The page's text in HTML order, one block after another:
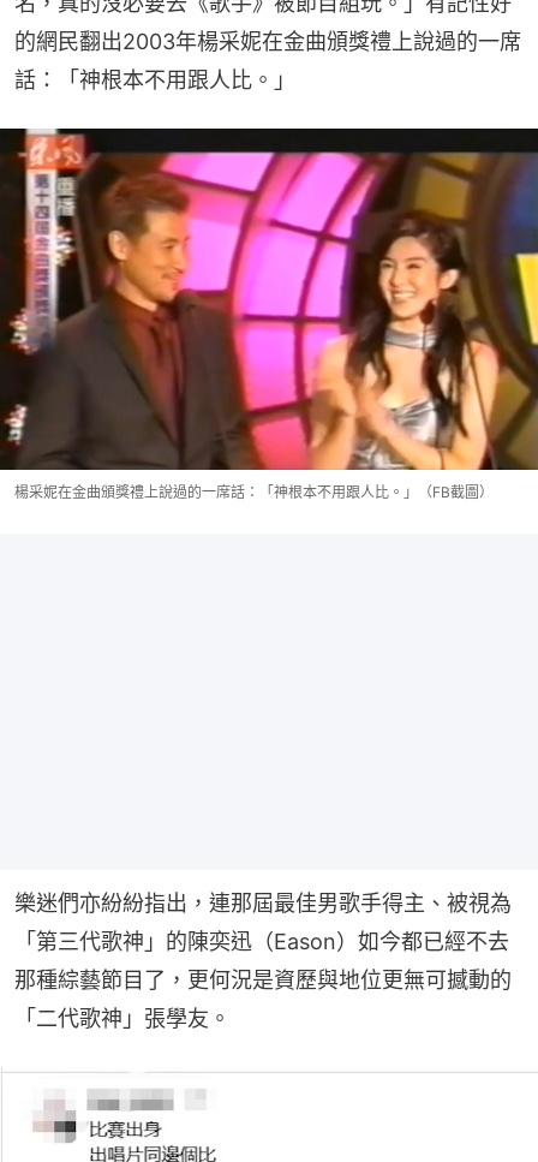
的網民翻出2003年楊采妮在金曲頒獎禮上說過的一席
話：「神根本不用跟人比。」
楊采妮在金曲頒獎禮上說過的一席話：「神根本不用跟人比。」（FB截圖）
樂迷們亦紛紛指出，連那屆最佳男歌手得主、被視為
「第三代歌神」的陳奕迅（Eason）如今都已經不去
那種綜藝節目了，更何況是資歷與地位更無可撼動的
「二代歌神」張學友。